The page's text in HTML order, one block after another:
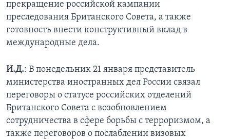
прекращение российской кампании
преследования Британского Совета, а также
готовность внести конструктивный вклад в
международные дела.
И.Д.: В понедельник 21 января представитель
министерства иностранных дел России связал
переговоры о статусе российских отделений
Британского Совета с возобновлением
сотрудничества в сфере борьбы с терроризмом, а
также переговоров о послаблении визовых